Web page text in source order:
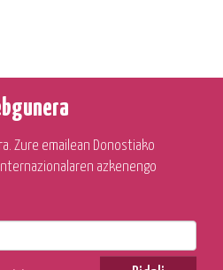
Zure emailean Donostiako
azkenengo